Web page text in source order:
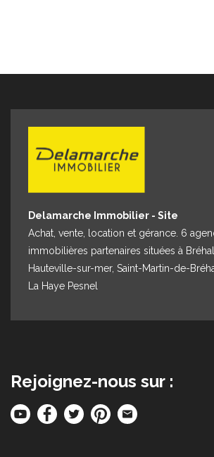
Delamarche Immobilier - Site
Achat, vente, location et gérance. 6
immobilières partenaires situées à
Hauteville-sur-mer, Saint-Martin-de-
La Haye Pesnel
Rejoignez-nous sur :